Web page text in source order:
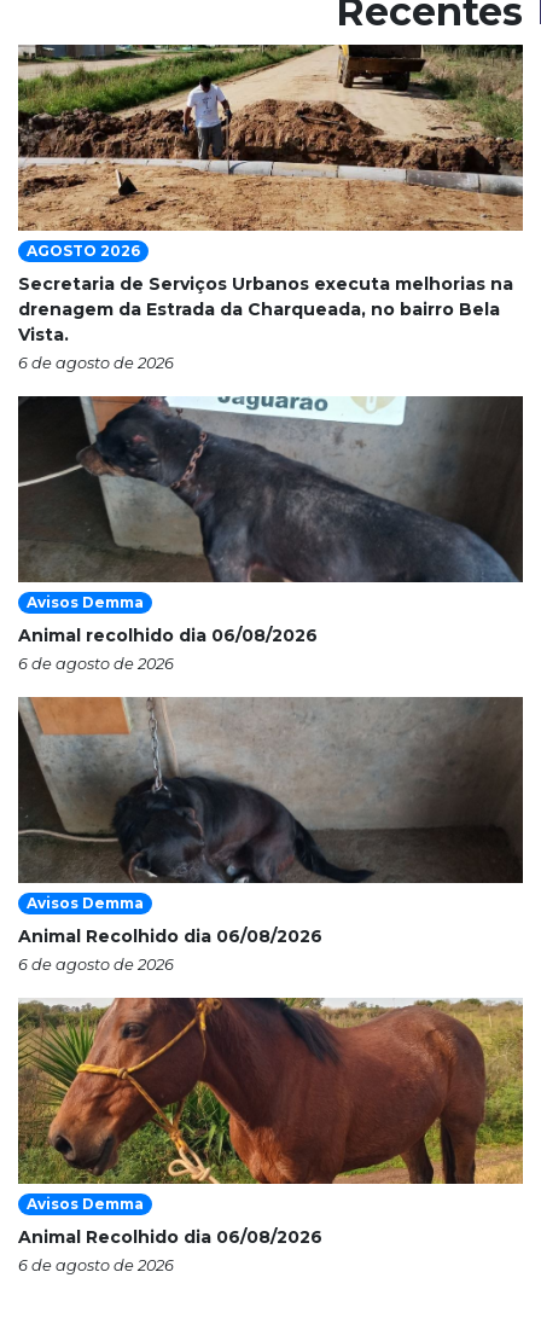
Recentes
AGOSTO 2026
Secretaria de Serviços Urbanos executa melhorias na
drenagem da Estrada da Charqueada, no bairro Bela
Vista.
6 de agosto de 2026
Avisos Demma
Animal recolhido dia 06/08/2026
6 de agosto de 2026
Avisos Demma
Animal Recolhido dia 06/08/2026
6 de agosto de 2026
Avisos Demma
Animal Recolhido dia 06/08/2026
6 de agosto de 2026